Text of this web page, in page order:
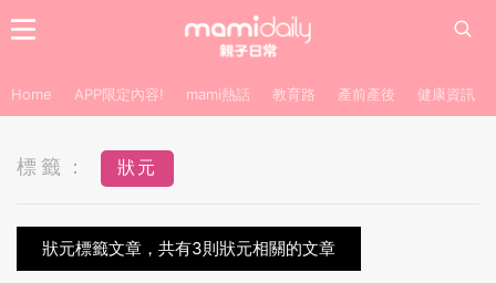
Home APP限定內容! mami熱話 教育路 產前產後 健康資訊
標籤： 狀元
狀元標籤文章，共有3則狀元相關的文章